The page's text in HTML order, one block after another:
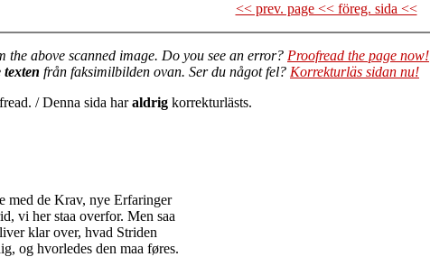
<< prev. page << föreg. sida <<
the above scanned image. Do you see an error? Proofread the page now!
texten från faksimilbilden ovan. Ser du något fel? Korrekturläs sidan nu!
/ Denna sida haraldrig korrekturlästs.
med de Krav, nye Erfaringer
vi her staa overfor. Men saa
klar over, hvad Striden
og hvorledes den maa føres.